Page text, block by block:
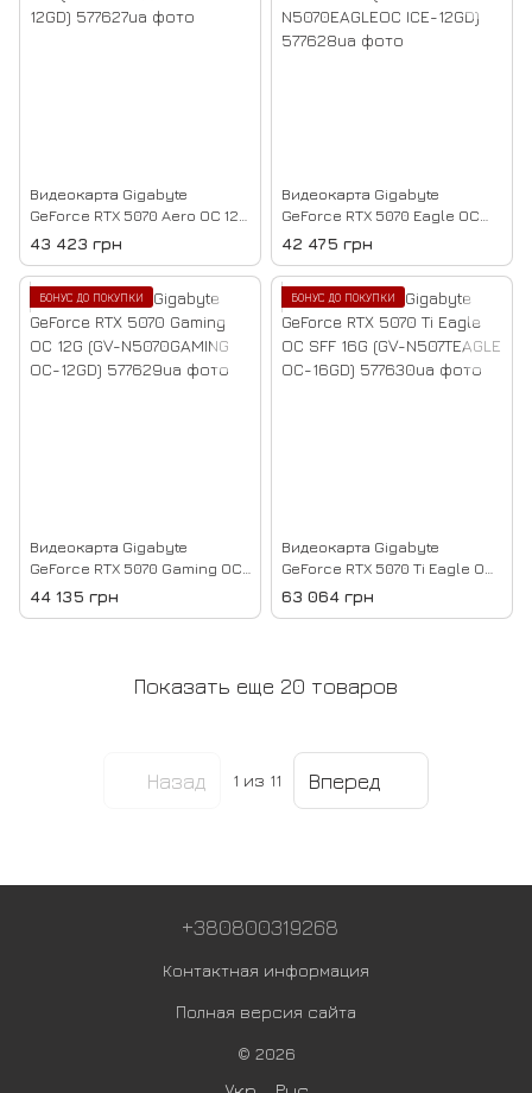
Видеокарта Gigabyte
GeForce RTX 5070 Aero OC 12G
(GV-N5070AERO OC-12GD)
43 423 грн
Видеокарта Gigabyte
GeForce RTX 5070 Eagle OC
ICE SFF 12G (GV-
N5070EAGLEOC ICE-12GD)
42 475 грн
БОНУС ДО ПОКУПКИ
Видеокарта Gigabyte
GeForce RTX 5070 Gaming OC
12G (GV-N5070GAMING OC-
44 135 грн
БОНУС ДО ПОКУПКИ
Видеокарта Gigabyte
GeForce RTX 5070 Ti Eagle OC
SFF 16G (GV-N507TEAGLE OC-
63 064 грн
Показать еще 20 товаров
Назад 1 из 11 Вперед
+380800319268
Контактная информация
Полная версия сайта
© 2026